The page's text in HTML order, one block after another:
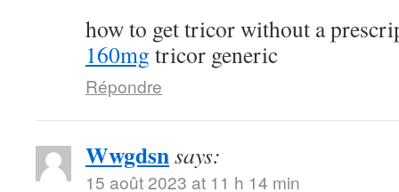
how to get tricor without a
160mg tricor generic
Répondre
Wwgdsnsays:
15 août 2023 at 11 h 14 min